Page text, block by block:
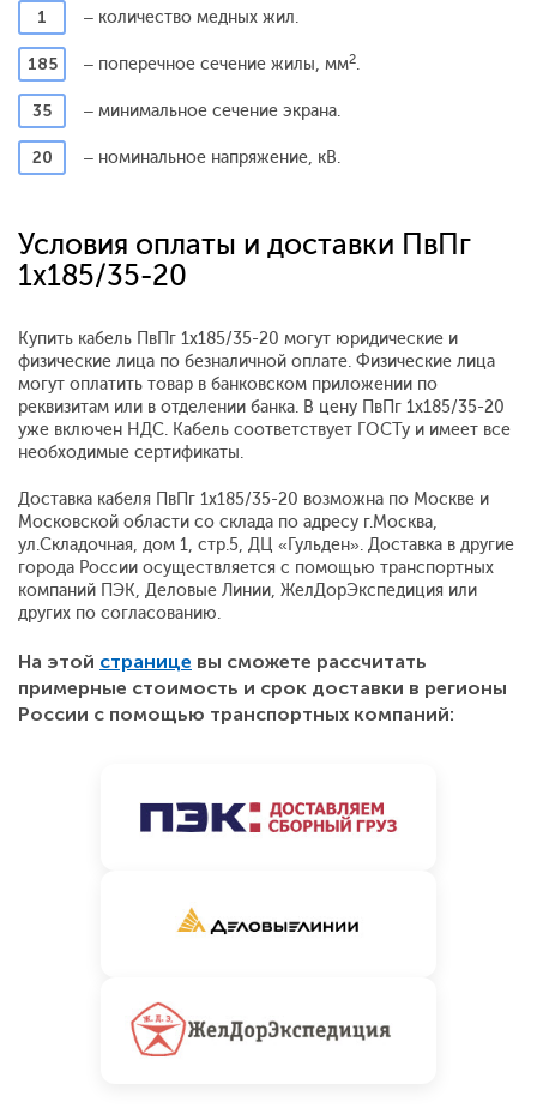
1
– количество медных жил.
185 – поперечное сечение жилы, мм2.
35 – минимальное сечение экрана.
20 – номинальное напряжение, кВ.
Условия оплаты и доставки ПвПг
1x185/35-20
Купить кабель ПвПг 1x185/35-20 могут юридические и
физические лица по безналичной оплате. Физические лица
могут оплатить товар в банковском приложении по
реквизитам или в отделении банка. В цену ПвПг 1x185/35-20
уже включен НДС. Кабель соответствует ГОСТу и имеет все
необходимые сертификаты.
Доставка кабеля ПвПг 1x185/35-20 возможна по Москве и
Московской области со склада по адресу г.Москва,
ул.Складочная, дом 1, стр.5, ДЦ «Гульден». Доставка в другие
города России осуществляется с помощью транспортных
компаний ПЭК, Деловые Линии, ЖелДорЭкспедиция или
других по согласованию.
На этой странице вы сможете рассчитать
примерные стоимость и срок доставки в регионы
России с помощью транспортных компаний: